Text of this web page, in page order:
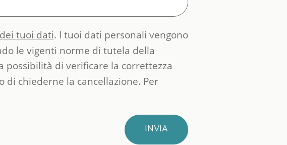
tuoi dati. I tuoi dati personali vengono
le vigenti norme di tutela della
possibilità di verificare la correttezza
chiederne la cancellazione. Per
INVIA